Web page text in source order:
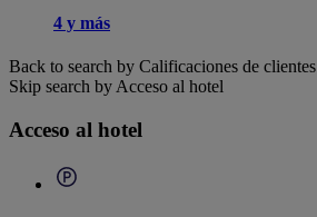
4 y más
Back to search by Calificaciones de clientes
Skip search by Acceso al hotel
Acceso al hotel